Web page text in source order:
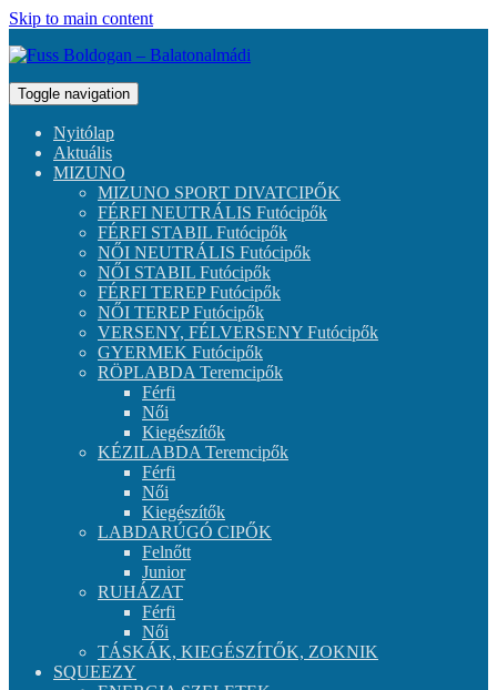
Skip to main content
Toggle navigation
Nyitólap
Aktuális
MIZUNO
MIZUNO SPORT DIVATCIPŐK
FÉRFI NEUTRÁLIS Futócipők
FÉRFI STABIL Futócipők
NŐI NEUTRÁLIS Futócipők
NŐI STABIL Futócipők
FÉRFI TEREP Futócipők
NŐI TEREP Futócipők
VERSENY, FÉLVERSENY Futócipők
GYERMEK Futócipők
RÖPLABDA Teremcipők
Férfi
Női
Kiegészítők
KÉZILABDA Teremcipők
Férfi
Női
Kiegészítők
LABDARÚGÓ CIPŐK
Felnőtt
Junior
RUHÁZAT
Férfi
Női
TÁSKÁK, KIEGÉSZÍTŐK, ZOKNIK
SQUEEZY